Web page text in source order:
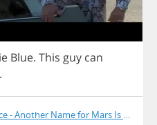
Blue. This guy can
.
- Another Name for Mars Is Death